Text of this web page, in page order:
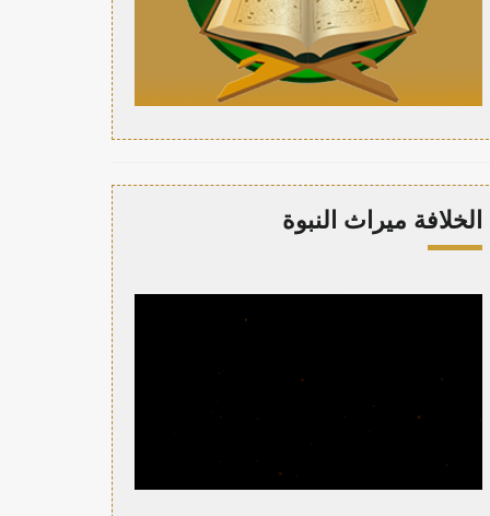
الخلافة ميراث النبوة